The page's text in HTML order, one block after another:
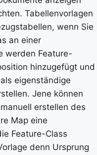
Tabellenvorlagen
wenn Sie
an einer
werden Feature-
hinzugefügt und
eigenständige
Jene können
erstellen des
Map eine
Feature-Class
denn Ursprung